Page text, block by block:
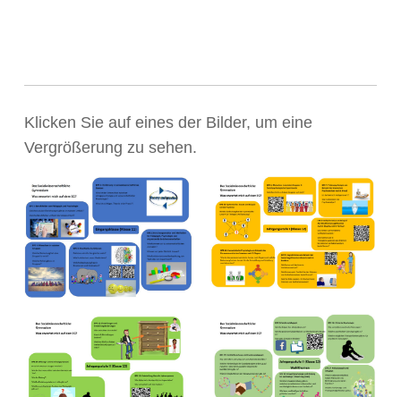
Klicken Sie auf eines der Bilder, um eine
Vergrößerung zu sehen.